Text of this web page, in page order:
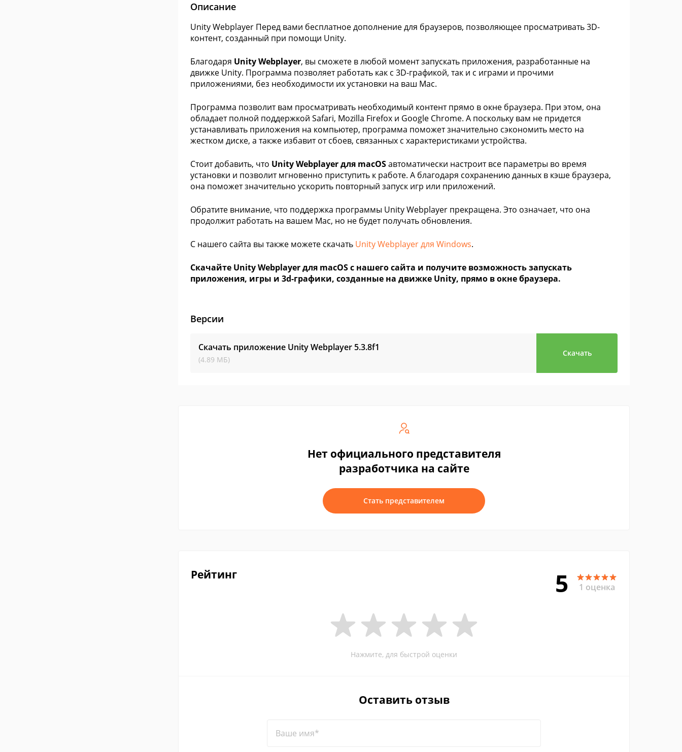
Описание
Unity Webplayer Перед вами бесплатное дополнение для браузеров, позволяющее просматривать 3D-
контент, созданный при помощи Unity.
Благодаря Unity Webplayer, вы сможете в любой момент запускать приложения, разработанные на
движке Unity. Программа позволяет работать как с 3D-графикой, так и с играми и прочими
приложениями, без необходимости их установки на ваш Mac.
Программа позволит вам просматривать необходимый контент прямо в окне браузера. При этом, она
обладает полной поддержкой Safari, Mozilla Firefox и Google Chrome. А поскольку вам не придется
устанавливать приложения на компьютер, программа поможет значительно сэкономить место на
жестком диске, а также избавит от сбоев, связанных с характеристиками устройства.
Стоит добавить, что Unity Webplayer для macOSавтоматически настроит все параметры во время
установки и позволит мгновенно приступить к работе. А благодаря сохранению данных в кэше браузера,
она поможет значительно ускорить повторный запуск игр или приложений.
Обратите внимание, что поддержка программы Unity Webplayer прекращена. Это означает, что она
продолжит работать на вашем Mac, но не будет получать обновления.
С нашего сайта вы также можете скачать Unity Webplayer для Windows.
Скачайте Unity Webplayer для macOS с нашего сайта и получите возможность запускать
приложения, игры и 3d-графики, созданные на движке Unity, прямо в окне браузера.
Версии
Скачать приложение Unity Webplayer 5.3.8f1
(4.89 МБ)
Скачать
Нет официального представителя
разработчика на сайте
Стать представителем
Рейтинг 5 1 оценка
Нажмите, для быстрой оценки
Оставить отзыв
Ваше имя*